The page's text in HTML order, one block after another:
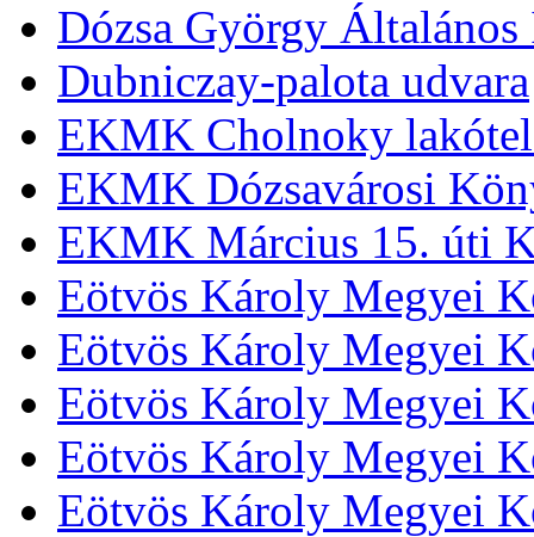
Dózsa György Általános
Dubniczay-palota udvara
EKMK Cholnoky
EKMK Dózsavárosi
EKMK Március 15. úti
Eötvös Károly Megyei
Eötvös Károly Megyei
Eötvös Károly Megyei
Eötvös Károly Megyei
Eötvös Károly Megyei